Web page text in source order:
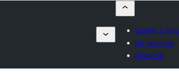
Submit a
My favorites
Prijavi se